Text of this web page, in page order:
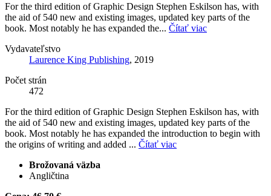
For the third edition of Graphic Design Stephen Eskilson has, with
the aid of 540 new and existing images, updated key parts of the
book. Most notably he has expanded the... Čítať viac
Vydavateľstvo
Laurence King Publishing, 2019
Počet strán
472
For the third edition of Graphic Design Stephen Eskilson has, with
the aid of 540 new and existing images, updated key parts of the
book. Most notably he has expanded the introduction to begin with
the origins of writing and added ... Čítať viac
Brožovaná väzba
Angličtina